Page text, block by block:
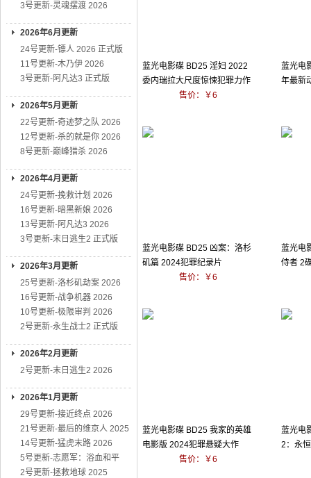
3号更新-灵魂摆渡 2026
2026年6月更新
24号更新-镖人 2026 正式版
11号更新-木乃伊 2026
3号更新-阿凡达3 正式版
2026年5月更新
22号更新-奇迹梦之队 2026
12号更新-杀的就是你 2026
8号更新-巅峰猎杀 2026
2026年4月更新
24号更新-挽救计划 2026
16号更新-暗黑新娘 2026
13号更新-阿凡达3 2026
3号更新-末日逃生2 正式版
2026年3月更新
25号更新-洛杉矶劫案 2026
16号更新-战争机器 2026
10号更新-极限审判 2026
2号更新-永生战士2 正式版
2026年2月更新
2号更新-末日逃生2 2026
2026年1月更新
29号更新-接近终点 2026
21号更新-最后的维京人 2025
14号更新-猛虎末路 2026
5号更新-志愿军：浴血和平
2号更新-拯救地球 2025
蓝光电影碟 BD25 淫妇 2022
委内瑞拉大尺度惊悚犯罪力作
售价：￥6
蓝光电
年最新
蓝光电影碟 BD25 凶案：洛杉
矶篇 2024犯罪纪录片
售价：￥6
蓝光电
侍者 2
蓝光电影碟 BD25 我家的英雄
电影版 2024犯罪悬疑大作
售价：￥6
蓝光电
2：永